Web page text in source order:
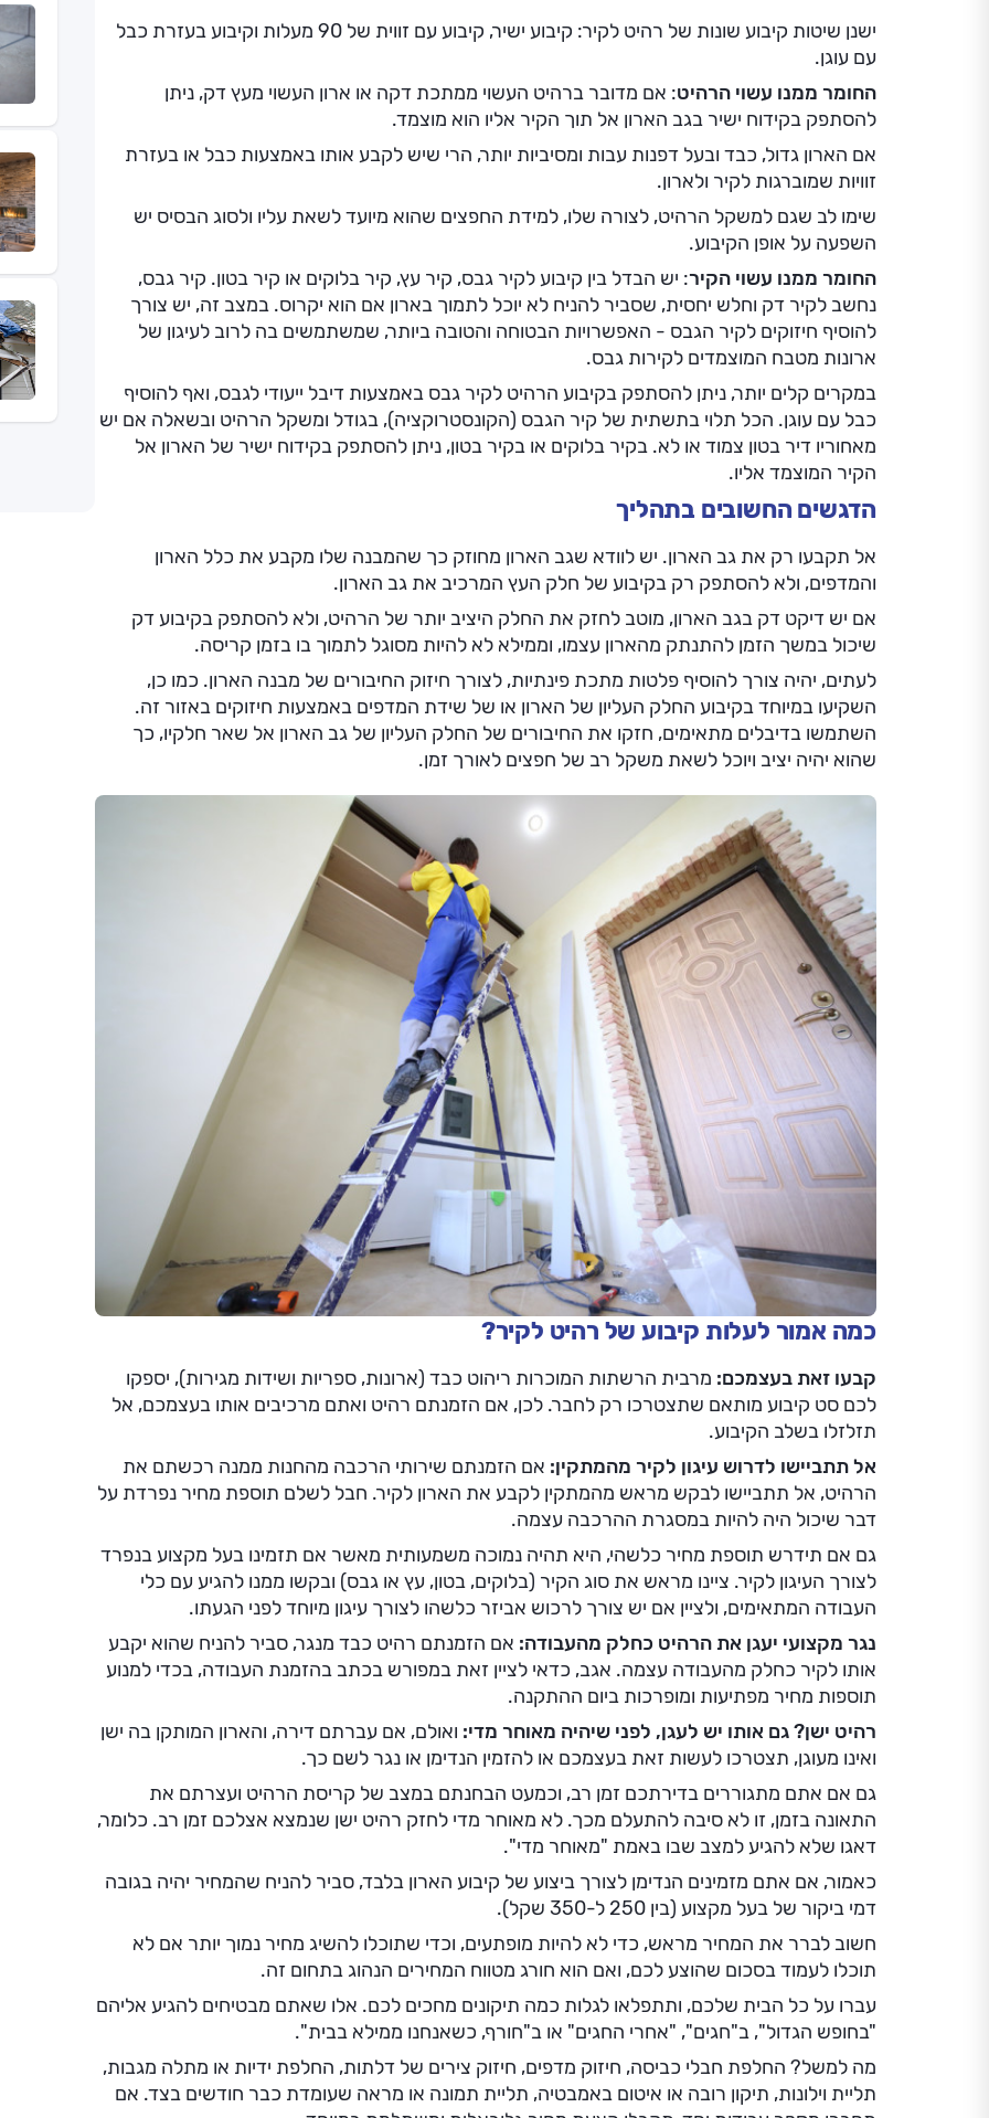
ישנן שיטות קיבוע שונות של רהיט לקיר: קיבוע ישיר, קיבוע עם זווית של 90 מעלות וקיבוע בעזרת כבל
עם עוגן.
החומר ממנו עשוי הרהיט: אם מדובר ברהיט העשוי ממתכת דקה או ארון העשוי מעץ דק, ניתן
להסתפק בקידוח ישיר בגב הארון אל תוך הקיר אליו הוא מוצמד.
אם הארון גדול, כבד ובעל דפנות עבות ומסיביות יותר, הרי שיש לקבע אותו באמצעות כבל או בעזרת
זוויות שמוברגות לקיר ולארון.
שימו לב שגם למשקל הרהיט, לצורה שלו, למידת החפצים שהוא מיועד לשאת עליו ולסוג הבסיס יש
השפעה על אופן הקיבוע.
החומר ממנו עשוי הקיר: יש הבדל בין קיבוע לקיר גבס, קיר עץ, קיר בלוקים או קיר בטון. קיר גבס,
נחשב לקיר דק וחלש יחסית, שסביר להניח לא יוכל לתמוך בארון אם הוא יקרוס. במצב זה, יש צורך
להוסיף חיזוקים לקיר הגבס - האפשרויות הבטוחה והטובה ביותר, שמשתמשים בה לרוב לעיגון של
ארונות מטבח המוצמדים לקירות גבס.
במקרים קלים יותר, ניתן להסתפק בקיבוע הרהיט לקיר גבס באמצעות דיבל ייעודי לגבס, ואף להוסיף
כבל עם עוגן. הכל תלוי בתשתית של קיר הגבס (הקונסטרוקציה), בגודל ומשקל הרהיט ובשאלה אם יש
מאחוריו דיר בטון צמוד או לא. בקיר בלוקים או בקיר בטון, ניתן להסתפק בקידוח ישיר של הארון אל
הקיר המוצמד אליו.
הדגשים החשובים בתהליך
אל תקבעו רק את גב הארון. יש לוודא שגב הארון מחוזק כך שהמבנה שלו מקבע את כלל הארון
והמדפים, ולא להסתפק רק בקיבוע של חלק העץ המרכיב את גב הארון.
אם יש דיקט דק בגב הארון, מוטב לחזק את החלק היציב יותר של הרהיט, ולא להסתפק בקיבוע דק
שיכול במשך הזמן להתנתק מהארון עצמו, וממילא לא להיות מסוגל לתמוך בו בזמן קריסה.
לעתים, יהיה צורך להוסיף פלטות מתכת פינתיות, לצורך חיזוק החיבורים של מבנה הארון. כמו כן,
השקיעו במיוחד בקיבוע החלק העליון של הארון או של שידת המדפים באמצעות חיזוקים באזור זה.
השתמשו בדיבלים מתאימים, חזקו את החיבורים של החלק העליון של גב הארון אל שאר חלקיו, כך
שהוא יהיה יציב ויוכל לשאת משקל רב של חפצים לאורך זמן.
כמה אמור לעלות קיבוע של רהיט לקיר?
קבעו זאת בעצמכם: מרבית הרשתות המוכרות ריהוט כבד (ארונות, ספריות ושידות מגירות), יספקו
לכם סט קיבוע מותאם שתצטרכו רק לחבר. לכן, אם הזמנתם רהיט ואתם מרכיבים אותו בעצמכם, אל
תזלזלו בשלב הקיבוע.
אל תתביישו לדרוש עיגון לקיר מהמתקין: אם הזמנתם שירותי הרכבה מהחנות ממנה רכשתם את
הרהיט, אל תתביישו לבקש מראש מהמתקין לקבע את הארון לקיר. חבל לשלם תוספת מחיר נפרדת על
דבר שיכול היה להיות במסגרת ההרכבה עצמה.
גם אם תידרש תוספת מחיר כלשהי, היא תהיה נמוכה משמעותית מאשר אם תזמינו בעל מקצוע בנפרד
לצורך העיגון לקיר. ציינו מראש את סוג הקיר (בלוקים, בטון, עץ או גבס) ובקשו ממנו להגיע עם כלי
העבודה המתאימים, ולציין אם יש צורך לרכוש אביזר כלשהו לצורך עיגון מיוחד לפני הגעתו.
נגר מקצועי יעגן את הרהיט כחלק מהעבודה: אם הזמנתם רהיט כבד מנגר, סביר להניח שהוא יקבע
אותו לקיר כחלק מהעבודה עצמה. אגב, כדאי לציין זאת במפורש בכתב בהזמנת העבודה, בכדי למנוע
תוספות מחיר מפתיעות ומופרכות ביום ההתקנה.
רהיט ישן? גם אותו יש לעגן, לפני שיהיה מאוחר מדי: ואולם, אם עברתם דירה, והארון המותקן בה ישן
ואינו מעוגן, תצטרכו לעשות זאת בעצמכם או להזמין הנדימן או נגר לשם כך.
גם אם אתם מתגוררים בדירתכם זמן רב, וכמעט הבחנתם במצב של קריסת הרהיט ועצרתם את
התאונה בזמן, זו לא סיבה להתעלם מכך. לא מאוחר מדי לחזק רהיט ישן שנמצא אצלכם זמן רב. כלומר,
דאגו שלא להגיע למצב שבו באמת "מאוחר מדי".
כאמור, אם אתם מזמינים הנדימן לצורך ביצוע של קיבוע הארון בלבד, סביר להניח שהמחיר יהיה בגובה
דמי ביקור של בעל מקצוע (בין 250 ל-350 שקל).
חשוב לברר את המחיר מראש, כדי לא להיות מופתעים, וכדי שתוכלו להשיג מחיר נמוך יותר אם לא
תוכלו לעמוד בסכום שהוצע לכם, ואם הוא חורג מטווח המחירים הנהוג בתחום זה.
עברו על כל הבית שלכם, ותתפלאו לגלות כמה תיקונים מחכים לכם. אלו שאתם מבטיחים להגיע אליהם
"בחופש הגדול", ב"חגים", "אחרי החגים" או ב"חורף, כשאנחנו ממילא בבית".
מה למשל? החלפת חבלי כביסה, חיזוק מדפים, חיזוק צירים של דלתות, החלפת ידיות או מתלה מגבות,
תליית וילונות, תיקון רובה או איטום באמבטיה, תליית תמונה או מראה שעומדת כבר חודשים בצד. אם